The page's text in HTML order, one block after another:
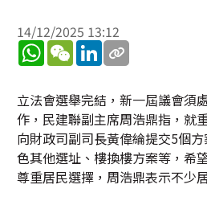
14/12/2025 13:12
WhatsApp
WeChatLinkedIn
立法會選舉完結，新一屆議會須
作，民建聯副主席周浩鼎指，就
向財政司副司長黃偉綸提交5個
色其他選址、樓換樓方案等，希
尊重居民選擇，周浩鼎表示不少